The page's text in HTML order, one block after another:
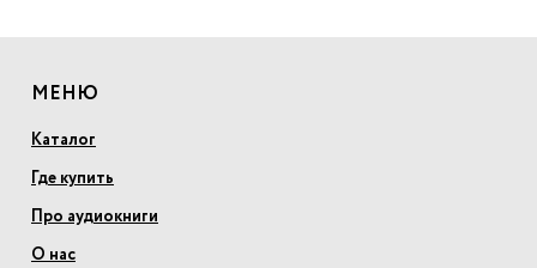
МЕНЮ
Каталог
Где купить
Про аудиокниги
О нас